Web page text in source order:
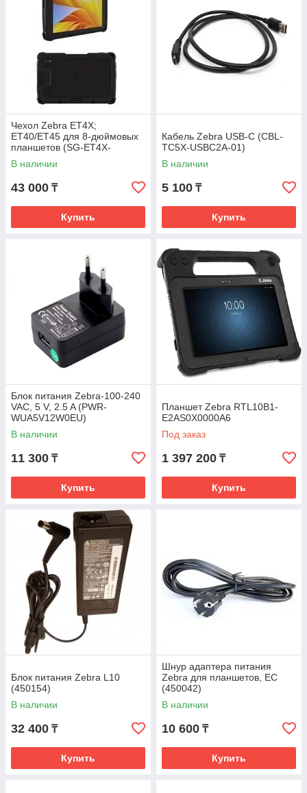
Чехол Zebra ET4X;
ET40/ET45 для 8-дюймовых
планшетов (SG-ET4X-
8EXOSKL1-01)
В наличии
43 000 ₸
Купить
Кабель Zebra USB-C (CBL-
TC5X-USBC2A-01)
В наличии
5 100 ₸
Купить
Блок питания Zebra-100-240
VAC, 5 V, 2.5 A (PWR-
WUA5V12W0EU)
В наличии
11 300 ₸
Купить
Планшет Zebra RTL10B1-
E2AS0X0000A6
Под заказ
1 397 200 ₸
Купить
Блок питания Zebra L10
(450154)
В наличии
32 400 ₸
Купить
Шнур адаптера питания
Zebra для планшетов, ЕС
(450042)
В наличии
10 600 ₸
Купить